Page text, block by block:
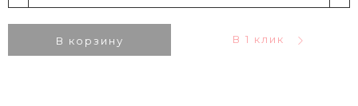
В корзину В 1 клик